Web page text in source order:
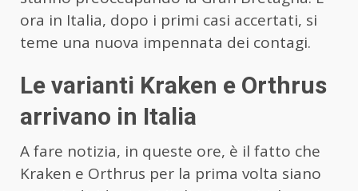
ora in Italia, dopo i primi casi accertati, si
teme una nuova impennata dei contagi.
Le varianti Kraken e Orthrus
arrivano in Italia
A fare notizia, in queste ore, è il fatto che
Kraken e Orthrus per la prima volta siano